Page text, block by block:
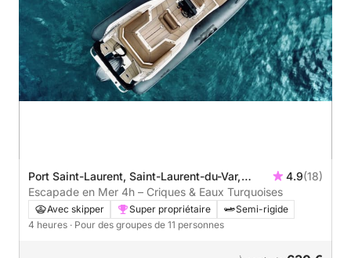
Port Saint-Laurent, Saint-Laurent-du-Var,
France
4.9(18)
Escapade en Mer 4h – Criques & Eaux Turquoises
Avec skipper Super propriétaire
Semi-rigide
4 heures · Pour des groupes de 11 personnes